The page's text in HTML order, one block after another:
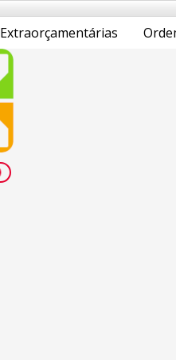
Extraorçamentárias